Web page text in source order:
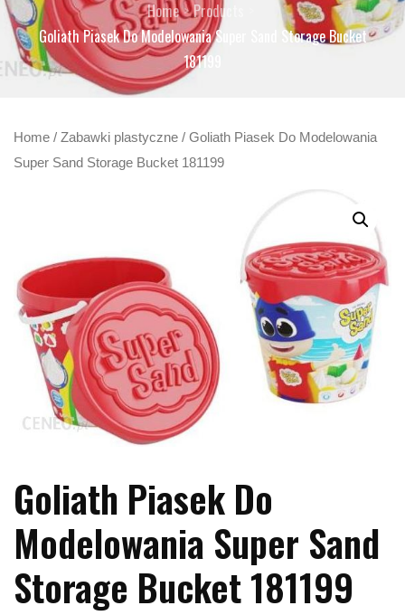
Home
Products
Goliath Piasek Do Modelowania Super Sand Storage Bucket
181199
Home / Zabawki plastyczne / Goliath Piasek Do Modelowania
Super Sand Storage Bucket 181199
Goliath Piasek Do
Modelowania Super Sand
Storage Bucket 181199